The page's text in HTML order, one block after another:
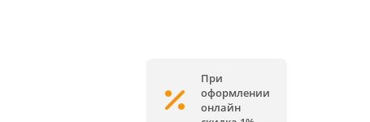
При
оформлении
онлайн